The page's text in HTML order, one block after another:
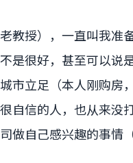
教授），一直叫我准
是很好，甚至可以说
市立足（本人刚购房
自信的人，也从来没
做自己感兴趣的事情